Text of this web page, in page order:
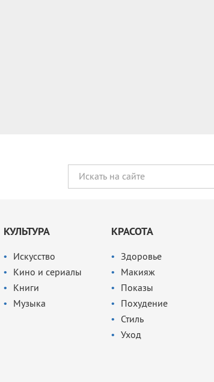
КУЛЬТУРА
Искусство
Кино и сериалы
Книги
Музыка
КРАСОТА
Здоровье
Макияж
Показы
Похудение
Стиль
Уход